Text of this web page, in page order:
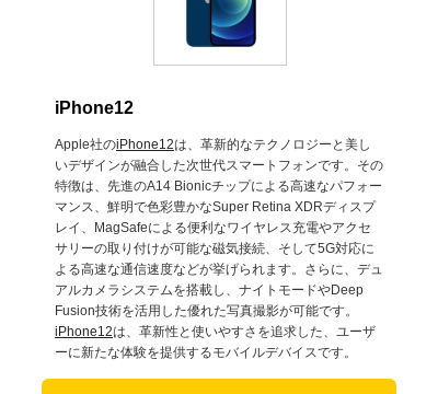
iPhone12
Apple社のiPhone12は、革新的なテクノロジーと美し
いデザインが融合した次世代スマートフォンです。その
特徴は、先進のA14 Bionicチップによる高速なパフォー
マンス、鮮明で色彩豊かなSuper Retina XDRディスプ
レイ、MagSafeによる便利なワイヤレス充電やアクセ
サリーの取り付けが可能な磁気接続、そして5G対応に
よる高速な通信速度などが挙げられます。さらに、デュ
アルカメラシステムを搭載し、ナイトモードやDeep
Fusion技術を活用した優れた写真撮影が可能です。
iPhone12は、革新性と使いやすさを追求した、ユーザ
ーに新たな体験を提供するモバイルデバイスです。